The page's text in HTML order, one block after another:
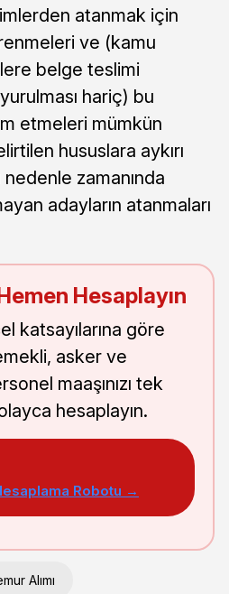
atanmak için
ve (kamu
belge teslimi
hariç) bu
etmeleri mümkün
hususlara aykırı
zamanında
adayların atanmaları
Hemen Hesaplayın
katsayılarına göre
asker ve
maaşınızı tek
hesaplayın.
Robotu →
Alımı